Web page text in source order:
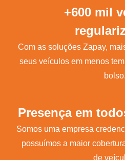
+600 mil
Com as soluções Zapay,
seus veículos em menos
bolso.
Presença em
Somos uma empresa
possuímos a maior
de